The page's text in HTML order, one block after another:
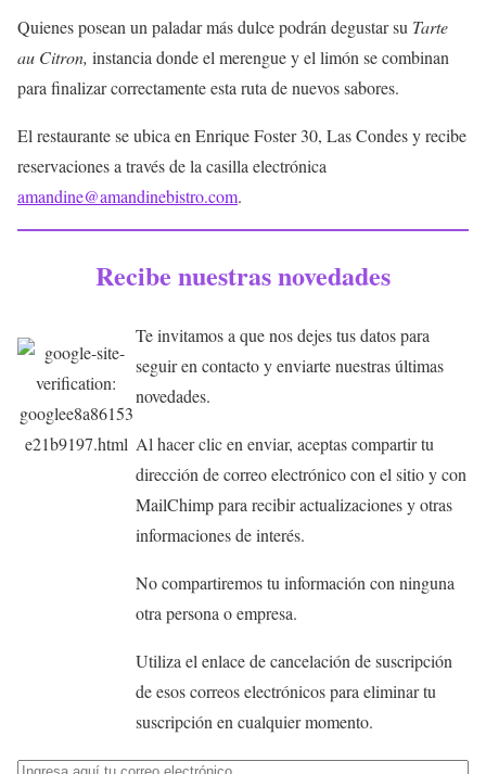
Quienes posean un paladar más dulce podrán degustar su Tarte
au Citron, instancia donde el merengue y el limón se combinan
para finalizar correctamente esta ruta de nuevos sabores.
El restaurante se ubica en Enrique Foster 30, Las Condes y recibe
reservaciones a través de la casilla electrónica
amandine@amandinebistro.com.
Recibe nuestras novedades
Te invitamos a que nos dejes tus datos para
seguir en contacto y enviarte nuestras últimas
novedades.
Al hacer clic en enviar, aceptas compartir tu
dirección de correo electrónico con el sitio y con
MailChimp para recibir actualizaciones y otras
informaciones de interés.
No compartiremos tu información con ninguna
otra persona o empresa.
Utiliza el enlace de cancelación de suscripción
de esos correos electrónicos para eliminar tu
suscripción en cualquier momento.